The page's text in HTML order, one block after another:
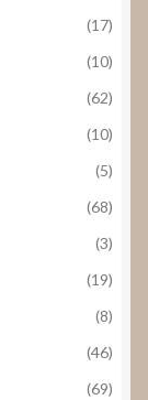
(17)
(10)
(62)
(10)
(5)
(68)
(3)
(19)
(8)
(46)
(69)